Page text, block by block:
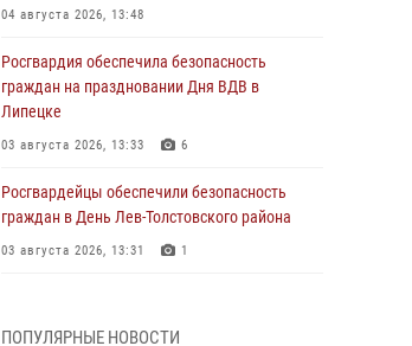
04 августа 2026, 13:48
Росгвардия обеспечила безопасность
граждан на праздновании Дня ВДВ в
Липецке
03 августа 2026, 13:33 6
Росгвардейцы обеспечили безопасность
граждан в День Лев-Толстовского района
03 августа 2026, 13:31 1
ПОПУЛЯРНЫЕ НОВОСТИ